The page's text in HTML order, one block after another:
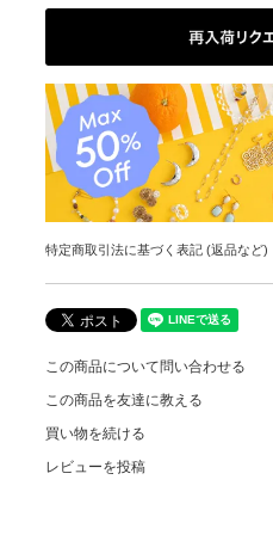
特定商取引法に基づく表記 (返品など)
この商品について問い合わせる
この商品を友達に教える
買い物を続ける
レビューを投稿